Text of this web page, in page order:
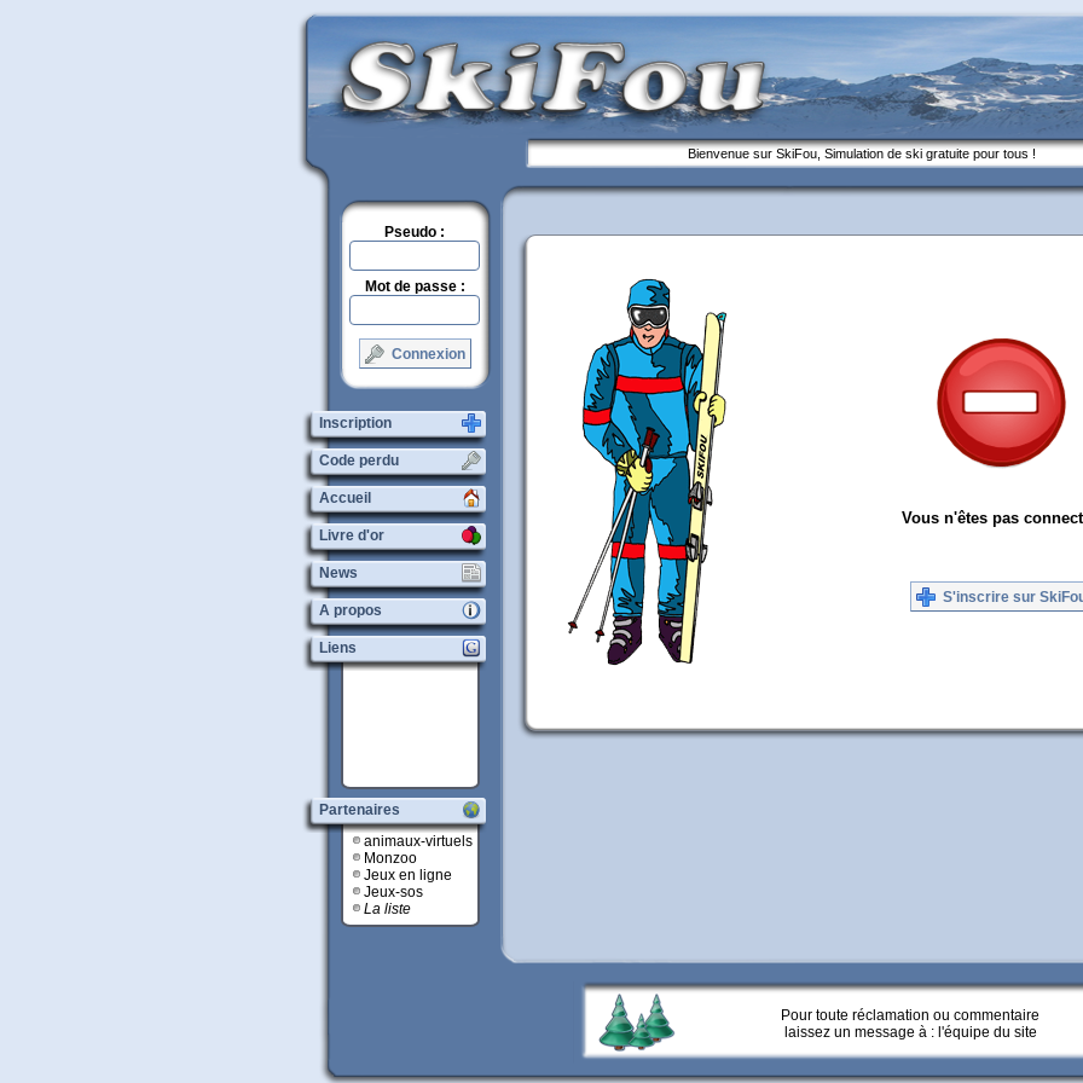
Bienvenue sur SkiFou, Simulation de ski gratuite pour tous !
Vous n'êtes pas
S'inscrire sur
Pseudo :
Mot de passe :
Connexion
Inscription
Code perdu
Accueil
Livre d'or
News
A propos
Liens
Partenaires
animaux-virtuels
Monzoo
Jeux en ligne
Jeux-sos
La liste
Pour toute réclamation ou commentaire
laissez un message à : l'équipe du site